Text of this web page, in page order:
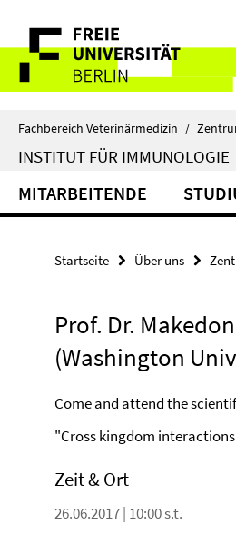
direkt
Inhalt
Service-
Navigation
Fachbereich Veterinärmedizin /
INSTITUT FÜR IMMUNOLOGIE
MITARBEITENDE
Startseite Über uns
Prof. Dr.
(Washington
Come and attend the
"Cross kingdom
Zeit & Ort
26.06.2017 | 10:00 s.t.